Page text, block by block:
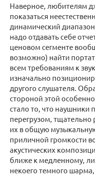
Наверное, любителям
показаться
динамический
надо отдавать себе
ценовом сегменте
возможно) найти
всем требованиям к
изначально
другого слушателя.
стороной этой
стало то, что наушники
перегрузом, тщательно
их в общую
приличной громкости
акустических
ближе к медленному,
некоего темного